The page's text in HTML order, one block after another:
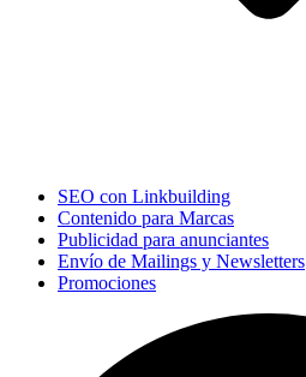
SEO con Linkbuilding
Contenido para Marcas
Publicidad para anunciantes
Envío de Mailings y Newsletters
Promociones